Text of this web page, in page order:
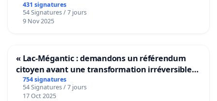
431 signatures
54 Signatures / 7 jours
9 Nov 2025
« Lac-Mégantic : demandons un référendum
citoyen avant une transformation irréversible
de notre territoire »
754 signatures
54 Signatures / 7 jours
17 Oct 2025